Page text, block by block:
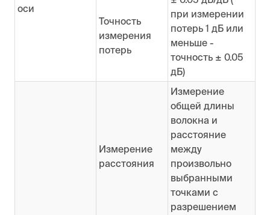
оси
Точность
измерения
потерь
при измерении
потерь 1 дБ или
меньше -
точность ± 0.05
дБ)
Измерение
расстояния
Измерение
общей длины
волокна и
расстояние
между
произвольно
выбранными
точками с
разрешением